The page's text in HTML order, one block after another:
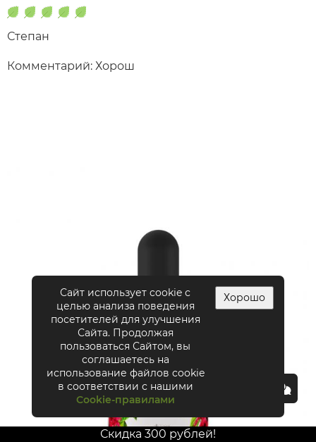
Степан
Комментарий: Хорош
Сайт использует cookie с
целью анализа поведения
посетителей для улучшения
Сайта. Продолжая
пользоваться Сайтом, вы
соглашаетесь на
использование файлов cookie
в соответствии с нашими
Cookie-правилами
Хорошо
Скидка 300 рублей!